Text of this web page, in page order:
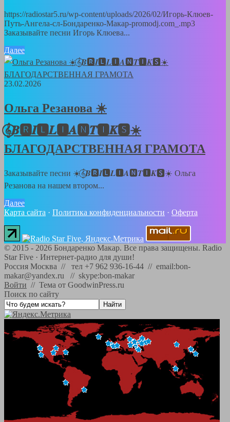
https://radiostar5.ru/wp-content/uploads/2026/02/Игорь-Клюев-
Путь-Ангела-сл-Бондаренко-Макар-promodj.com_.mp3
Заказывайте песни Игорь Клюева...
Далее
23.02.2026
Ольга Резанова ☀️
𝄞⃝𝑩🆁𝑰🅻𝑳🅸𝑨🅽𝑻🅸𝑲🆂☀️
БЛАГОДАРСТВЕННАЯ ГРАМОТА
Заказывайте песни ☀️𝄞⃝𝑩🆁𝑰🅻𝑳🅸𝑨🅽𝑻🅸𝑲🆂☀️ Ольга
Резанова на нашем втором...
Далее
Карта сайта · Политика конфиденциальности · Оферта
© 2015 - 2026 Бондаренко Макар. Все права защищены. Radio
Star Five · Интернет-радио для души!
Россия Москва // тел +7 962 936-16-44 // email:bon-
makar@yandex.ru // skype:bon-makar
Войти // Тема от GoodwinPress.ru
Поиск по сайту